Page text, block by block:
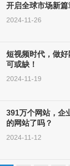
开启全球市场新篇
2024-11-26
短视频时代，做
可或缺！
2024-11-19
391万个网站，企
的网站了吗？
2024-11-12